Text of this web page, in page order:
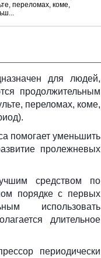
переломах, коме,
для людей,
продолжительным
переломах, коме,
помогает уменьшить
пролежневых
средством по
порядке с первых
использовать
длительное
периодически